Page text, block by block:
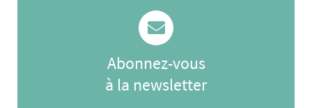
Abonnez-vous
à la newsletter